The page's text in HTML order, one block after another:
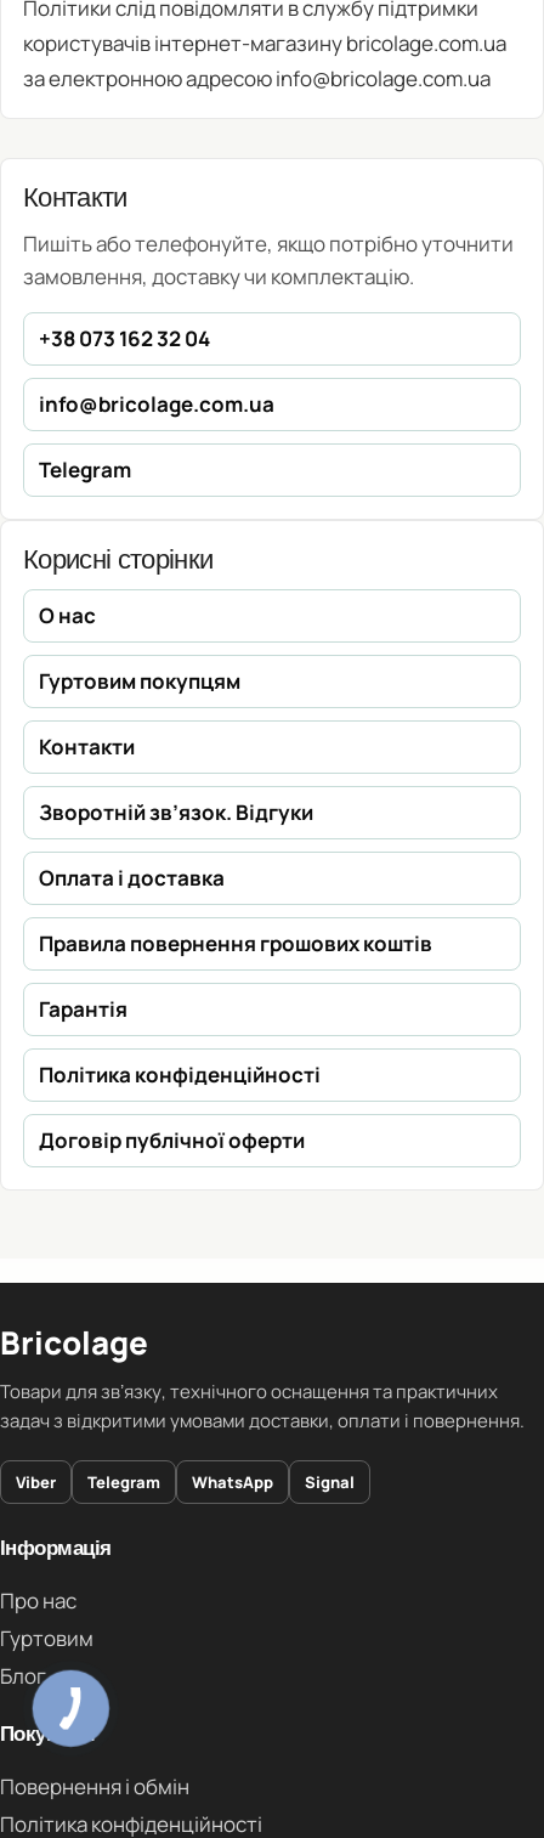
Політики слід повідомляти в службу підтримки
користувачів інтернет-магазину bricolage.com.ua
за електронною адресою info@bricolage.com.ua
Контакти
Пишіть або телефонуйте, якщо потрібно уточнити
замовлення, доставку чи комплектацію.
+38 073 162 32 04
info@bricolage.com.ua
Telegram
Корисні сторінки
О нас
Гуртовим покупцям
Контакти
Зворотній зв’язок. Відгуки
Оплата і доставка
Правила повернення грошових коштів
Гарантія
Політика конфіденційності
Договір публічної оферти
Bricolage
Товари для звʼязку, технічного оснащення та практичних
задач з відкритими умовами доставки, оплати і повернення.
Viber Telegram WhatsApp Signal
Інформація
Про нас
Гуртовим
Блог
Покупцям
Повернення і обмін
Політика конфіденційності